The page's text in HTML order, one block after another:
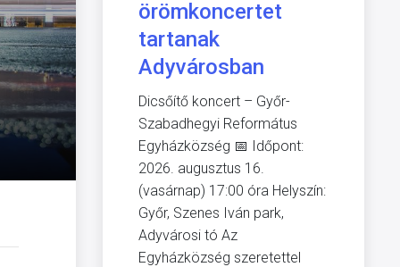
örömkoncertet
tartanak
Adyvárosban
Dicsőítő koncert – Győr-
Szabadhegyi Református
Egyházközség 📅 Időpont:
2026. augusztus 16.
(vasárnap) 17:00 óra Helyszín:
Győr, Szenes Iván park,
Adyvárosi tó Az
Egyházközség szeretettel